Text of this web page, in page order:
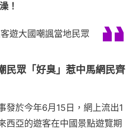
！
遊大國嘲諷當地民眾
民眾「好臭」惹中馬網民齊
發於今年6月15日，網上流出1
西亞的遊客在中國景點遊覽期